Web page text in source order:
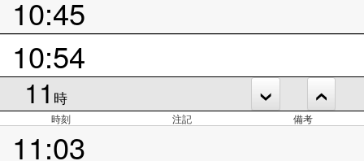
10:45
10:54
11 時
時刻 注記 備考
11:03